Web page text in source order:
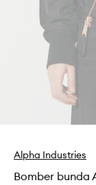
Alpha Industries
Bomber bunda